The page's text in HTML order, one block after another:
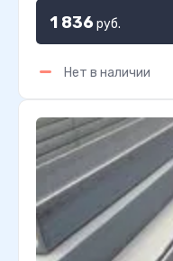
1 836руб.
Нет в наличии